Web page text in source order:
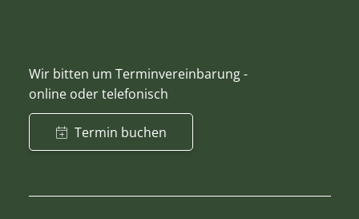
Wir bitten um Terminvereinbarung -
online oder telefonisch
Termin buchen